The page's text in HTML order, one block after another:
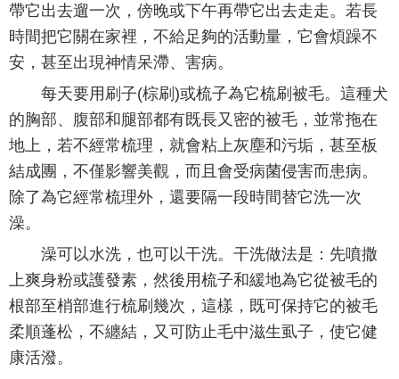
帶它出去遛一次，傍晚或下午再帶它出去走走。若長
時間把它關在家裡，不給足夠的活動量，它會煩躁不
安，甚至出現神情呆滯、害病。
每天要用刷子(棕刷)或梳子為它梳刷被毛。這種犬
的胸部、腹部和腿部都有既長又密的被毛，並常拖在
地上，若不經常梳理，就會粘上灰塵和污垢，甚至板
結成團，不僅影響美觀，而且會受病菌侵害而患病。
除了為它經常梳理外，還要隔一段時間替它洗一次
澡。
澡可以水洗，也可以干洗。干洗做法是：先噴撒
上爽身粉或護發素，然後用梳子和緩地為它從被毛的
根部至梢部進行梳刷幾次，這樣，既可保持它的被毛
柔順蓬松，不纏結，又可防止毛中滋生虱子，使它健
康活潑。